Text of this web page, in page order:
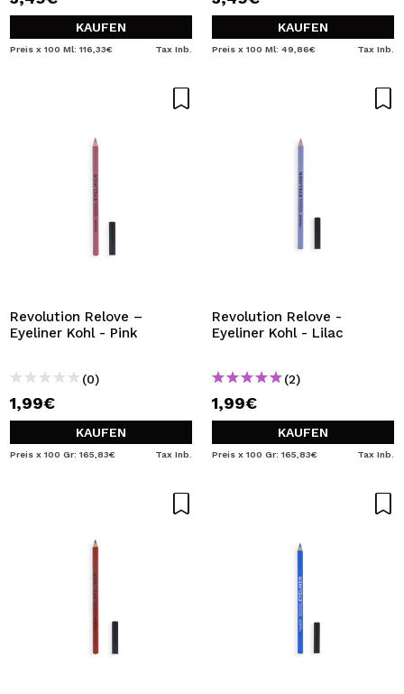
KAUFEN
Preis x 100 Ml: 116,33€ Tax Inb.
KAUFEN
Preis x 100 Ml: 49,86€ Tax Inb.
Revolution Relove –
Eyeliner Kohl - Pink
(0)
1,99€
KAUFEN
Preis x 100 Gr: 165,83€ Tax Inb.
Revolution Relove -
Eyeliner Kohl - Lilac
(2)
1,99€
KAUFEN
Preis x 100 Gr: 165,83€ Tax Inb.